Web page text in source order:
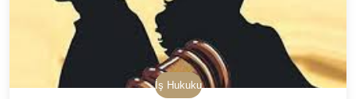
İş Hukuku